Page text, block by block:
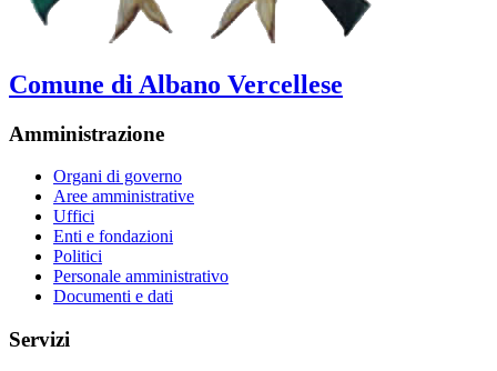
Comune di Albano Vercellese
Amministrazione
Organi di governo
Aree amministrative
Uffici
Enti e fondazioni
Politici
Personale amministrativo
Documenti e dati
Servizi